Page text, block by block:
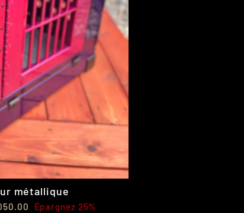
métallique
Épargnez 25%